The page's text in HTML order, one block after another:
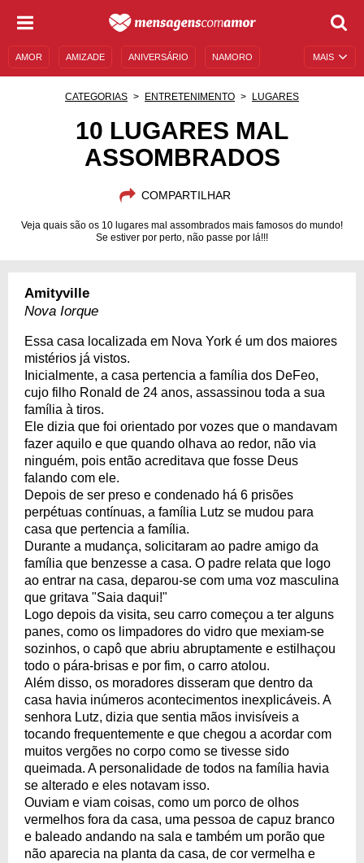
MAIS
AMOR AMIZADE ANIVERSÁRIO NAMORO
MENSAGENS E FRASES MENSAGENS DE ANIVERSÁRIO
CATEGORIAS ENTRETENIMENTO LUGARES
10 LUGARES MAL
ASSOMBRADOS
COMPARTILHAR
Veja quais são os 10 lugares mal assombrados mais famosos do mundo!
Se estiver por perto, não passe por lá!!!
Amityville
Nova Iorque
Essa casa localizada em Nova York é um dos maiores
mistérios já vistos.
Inicialmente, a casa pertencia a família dos DeFeo,
cujo filho Ronald de 24 anos, assassinou toda a sua
família à tiros.
Ele dizia que foi orientado por vozes que o mandavam
fazer aquilo e que quando olhava ao redor, não via
ninguém, pois então acreditava que fosse Deus
falando com ele.
Depois de ser preso e condenado há 6 prisões
perpétuas contínuas, a família Lutz se mudou para
casa que pertencia a família.
Durante a mudança, solicitaram ao padre amigo da
família que benzesse a casa. O padre relata que logo
ao entrar na casa, deparou-se com uma voz masculina
que gritava "Saia daqui!"
Logo depois da visita, seu carro começou a ter alguns
panes, como os limpadores do vidro que mexiam-se
sozinhos, o capô que abriu abruptamente e estilhaçou
todo o pára-brisas e por fim, o carro atolou.
Além disso, os moradores disseram que dentro da
casa havia inúmeros acontecimentos inexplicáveis. A
senhora Lutz, dizia que sentia mãos invisíveis a
tocando frequentemente e que chegou a acordar com
muitos vergões no corpo como se tivesse sido
queimada. A personalidade de todos na família havia
se alterado e eles notavam isso.
Ouviam e viam coisas, como um porco de olhos
vermelhos fora da casa, uma pessoa de capuz branco
e baleado andando na sala e também um porão que
não aparecia na planta da casa, de cor vermelha e